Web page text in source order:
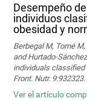
Desempeño
individuos
obesidad y
Berbegal M, Tomé
and Hurtado-
individuals classified
Front. Nutr.
Ver el artículo